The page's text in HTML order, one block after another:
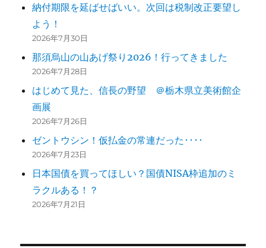
納付期限を延ばせばいい。次回は税制改正要望し
よう！
2026年7月30日
那須烏山の山あげ祭り2026！行ってきました
2026年7月28日
はじめて見た、信長の野望 ＠栃木県立美術館企
画展
2026年7月26日
ゼントウシン！仮払金の常連だった････
2026年7月23日
日本国債を買ってほしい？国債NISA枠追加のミ
ラクルある！？
2026年7月21日